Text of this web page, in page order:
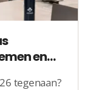
en
tegenaan?